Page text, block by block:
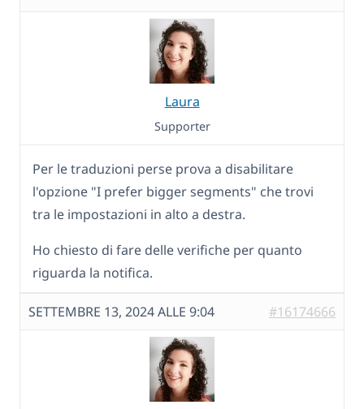
Laura
Supporter
Per le traduzioni perse prova a disabilitare
l'opzione "I prefer bigger segments" che trovi
tra le impostazioni in alto a destra.
Ho chiesto di fare delle verifiche per quanto
riguarda la notifica.
SETTEMBRE 13, 2024 ALLE 9:04 #16174666